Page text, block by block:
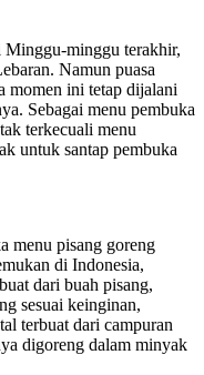
minggu terakhir,
Namun puasa
momen ini tetap dijalani
Sebagai menu pembuka
terkecuali menu
untuk santap pembuka
menu pisang goreng
di Indonesia,
dari buah pisang,
sesuai keinginan,
terbuat dari campuran
digoreng dalam minyak